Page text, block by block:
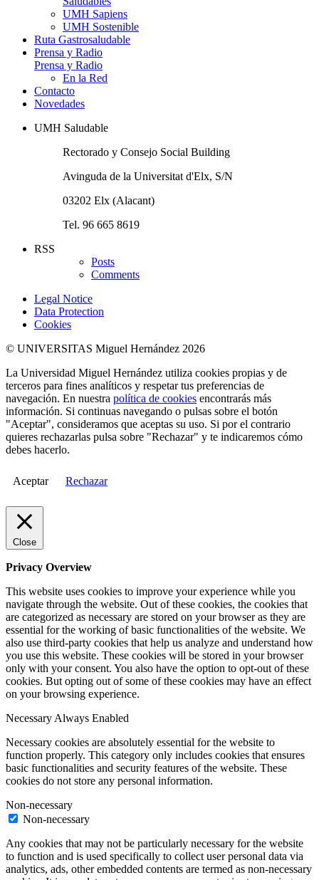
UMH Sapiens
UMH Sostenible
Ruta Gastrosaludable
Prensa y Radio
Prensa y Radio
En la Red
Contacto
Novedades
UMH Saludable
Rectorado y Consejo Social Building
Avinguda de la Universitat d'Elx, S/N
03202 Elx (Alacant)
Tel. 96 665 8619
RSS
Posts
Comments
Legal Notice
Data Protection
Cookies
© UNIVERSITAS Miguel Hernández 2026
La Universidad Miguel Hernández utiliza cookies propias y de
terceros para fines analíticos y respetar tus preferencias de
navegación. En nuestra política de cookies encontrarás más
información. Si continuas navegando o pulsas sobre el botón
"Aceptar", consideramos que aceptas su uso. Si por el contrario
quieres rechazarlas pulsa sobre "Rechazar" y te indicaremos cómo
debes hacerlo.
Aceptar Rechazar
Close
Privacy Overview
This website uses cookies to improve your experience while you
navigate through the website. Out of these cookies, the cookies that
are categorized as necessary are stored on your browser as they are
essential for the working of basic functionalities of the website. We
also use third-party cookies that help us analyze and understand how
you use this website. These cookies will be stored in your browser
only with your consent. You also have the option to opt-out of these
cookies. But opting out of some of these cookies may have an effect
on your browsing experience.
Necessary Always Enabled
Necessary cookies are absolutely essential for the website to
function properly. This category only includes cookies that ensures
basic functionalities and security features of the website. These
cookies do not store any personal information.
Non-necessary
Non-necessary
Any cookies that may not be particularly necessary for the website
to function and is used specifically to collect user personal data via
analytics, ads, other embedded contents are termed as non-necessary